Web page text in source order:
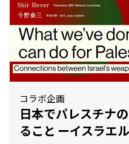
とも
コラボ企画
日本でパレスチナ
ること ーイスラエ